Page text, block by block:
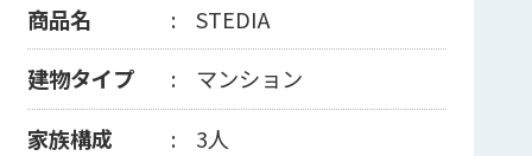
商品名
STEDIA
建物タイプ
マンション
家族構成
3人